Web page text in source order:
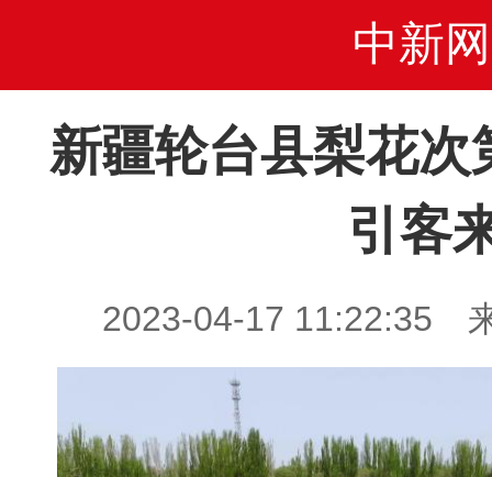
中新网
新疆轮台县梨花次
引客
2023-04-17 11:22:35